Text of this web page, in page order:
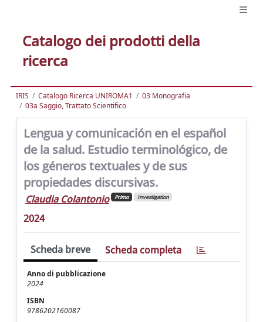
Catalogo dei prodotti della
ricerca
IRIS Catalogo Ricerca UNIROMA1
03 Monografia
03a Saggio, Trattato Scientifico
Lengua y comunicación en el español
de la salud. Estudio terminológico, de
los géneros textuales y de sus
propiedades discursivas.
Claudia Colantonio Primo Investigation
2024
Scheda breve Scheda completa
Anno di pubblicazione
2024
ISBN
9786202160087